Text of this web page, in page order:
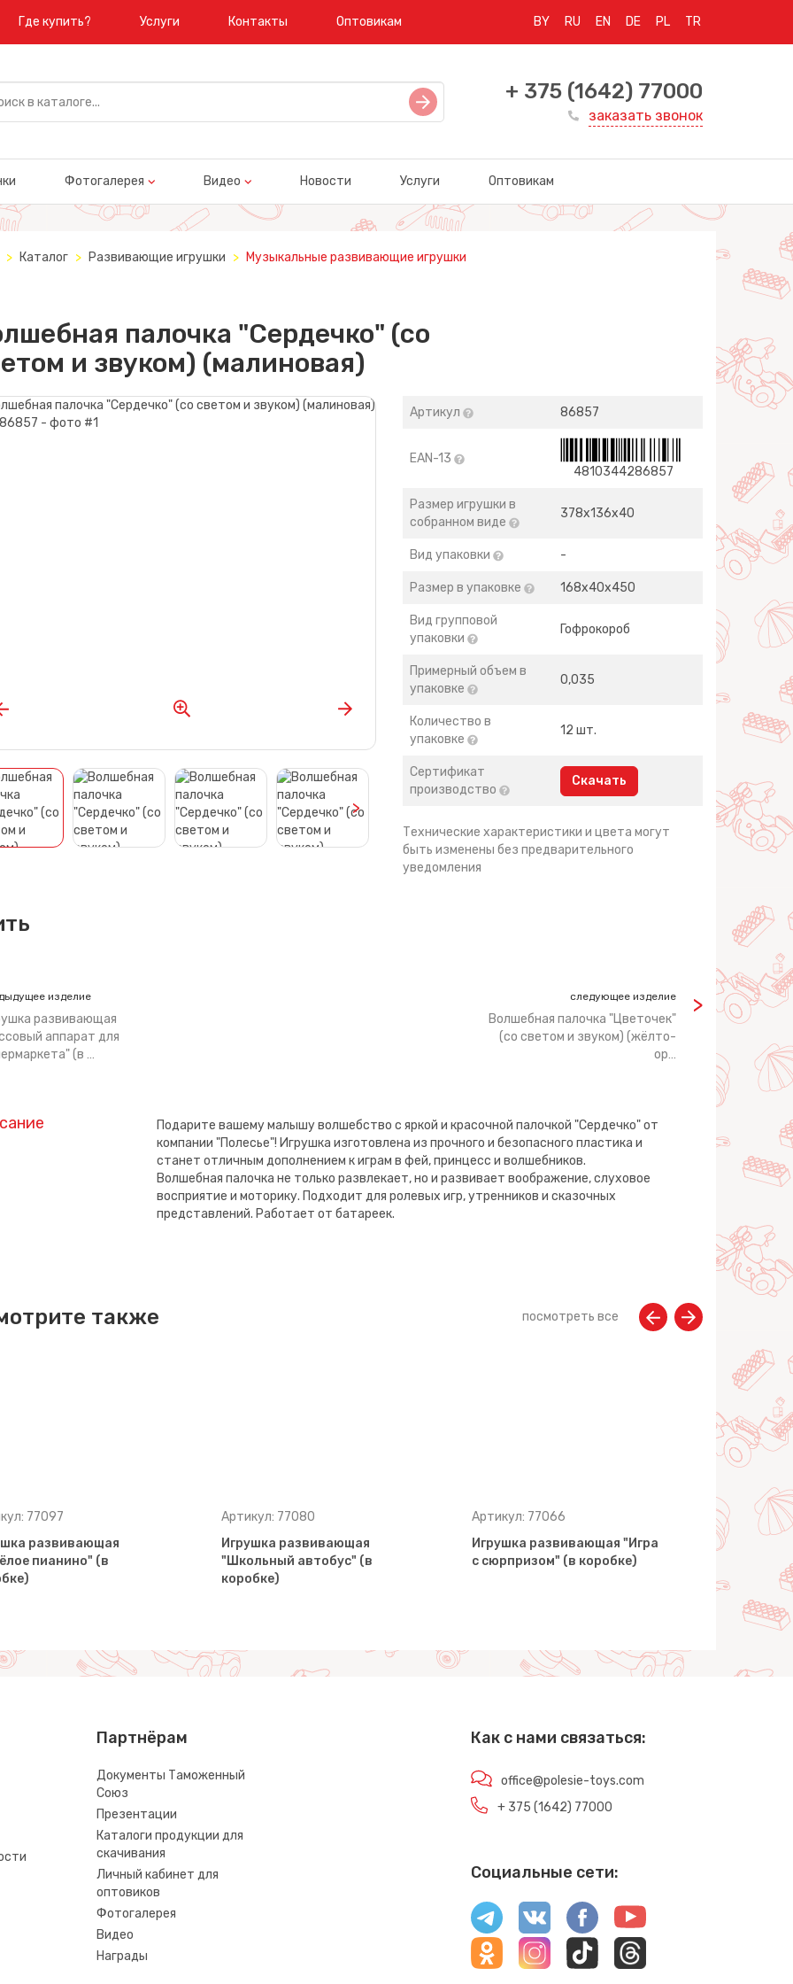
Где купить? Услуги Контакты Оптовикам BY RU EN DE PL TR
+ 375 (1642) 77000
заказать звонок
Фотогалерея Видео Новости Услуги Оптовикам
Каталог Развивающие игрушки Музыкальные развивающие игрушки
палочка "Сердечко" (со
и звуком) (малиновая)
>
Артикул 86857
EAN-13
4810344286857
Размер игрушки в
собранном виде
378x136x40
Вид упаковки -
Размер в упаковке 168x40x450
Вид групповой
упаковки
Гофрокороб
Примерный объем в
упаковке
0,035
Количество в
упаковке
12 шт.
Сертификат
производство
Скачать
Технические характеристики и цвета могут
быть изменены без предварительного
уведомления
изделие
развивающая
аппарат для
(в …
следующее изделие
Волшебная палочка "Цветочек"
(со светом и звуком) (жёлто-
ор…
Подарите вашему малышу волшебство с яркой и красочной палочкой "Сердечко" от
компании "Полесье"! Игрушка изготовлена из прочного и безопасного пластика и
станет отличным дополнением к играм в фей, принцесс и волшебников.
Волшебная палочка не только развлекает, но и развивает воображение, слуховое
восприятие и моторику. Подходит для ролевых игр, утренников и сказочных
представлений. Работает от батареек.
также посмотреть все
77097
развивающая
пианино" (в
Артикул: 77080
Игрушка развивающая
"Школьный автобус" (в
коробке)
Артикул: 77066
Игрушка развивающая "Игра
с сюрпризом" (в коробке)
Артикул:
Игрушка
Партнёрам
Документы Таможенный
Союз
Презентации
Каталоги продукции для
скачивания
Личный кабинет для
оптовиков
Фотогалерея
Видео
Награды
Как с нами связаться:
office@polesie-toys.com
+ 375 (1642) 77000
Социальные сети: